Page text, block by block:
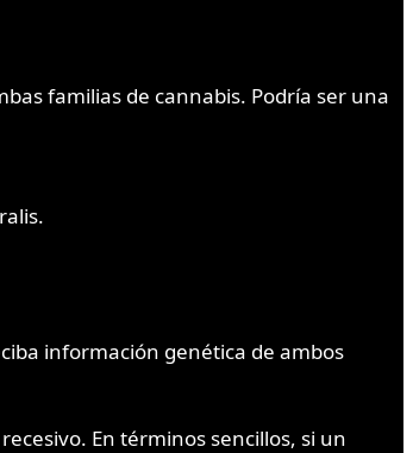
familias de cannabis. Podría ser una
información genética de ambos
En términos sencillos, si un